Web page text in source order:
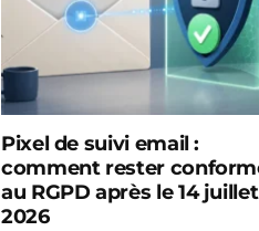
Pixel de suivi email :
comment rester
au RGPD après le 14 juillet
2026